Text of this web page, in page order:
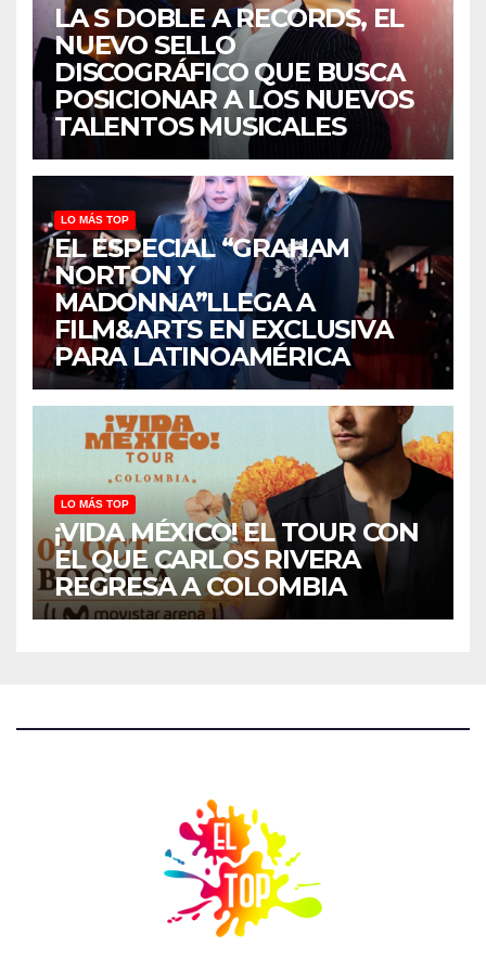
LA S DOBLE A RECORDS, EL
NUEVO SELLO
DISCOGRÁFICO QUE BUSCA
POSICIONAR A LOS NUEVOS
TALENTOS MUSICALES
LO MÁS TOP
EL ESPECIAL “GRAHAM
NORTON Y
MADONNA”LLEGA A
FILM&ARTS EN EXCLUSIVA
PARA LATINOAMÉRICA
LO MÁS TOP
¡VIDA MÉXICO! EL TOUR CON
EL QUE CARLOS RIVERA
REGRESA A COLOMBIA